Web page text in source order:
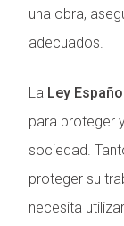
una obra,
adecuados.
La Ley
para proteger
sociedad.
proteger su
necesita